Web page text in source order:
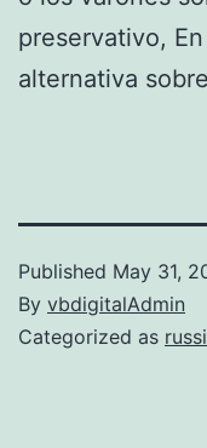
preservativo,
alternativa
Published May 31,
By vbdigitalAdmin
Categorized as